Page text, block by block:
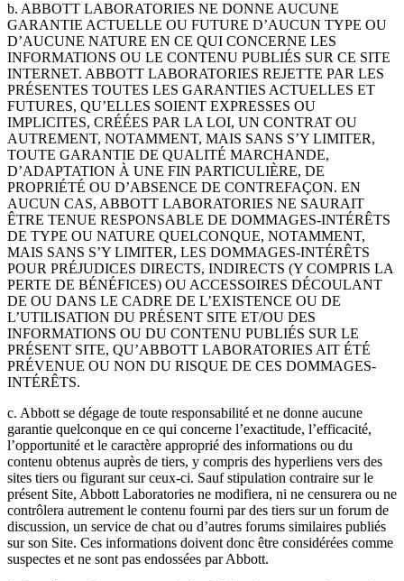
b. ABBOTT LABORATORIES NE DONNE AUCUNE
GARANTIE ACTUELLE OU FUTURE D’AUCUN TYPE OU
D’AUCUNE NATURE EN CE QUI CONCERNE LES
INFORMATIONS OU LE CONTENU PUBLIÉS SUR CE SITE
INTERNET. ABBOTT LABORATORIES REJETTE PAR LES
PRÉSENTES TOUTES LES GARANTIES ACTUELLES ET
FUTURES, QU’ELLES SOIENT EXPRESSES OU
IMPLICITES, CRÉÉES PAR LA LOI, UN CONTRAT OU
AUTREMENT, NOTAMMENT, MAIS SANS S’Y LIMITER,
TOUTE GARANTIE DE QUALITÉ MARCHANDE,
D’ADAPTATION À UNE FIN PARTICULIÈRE, DE
PROPRIÉTÉ OU D’ABSENCE DE CONTREFAÇON. EN
AUCUN CAS, ABBOTT LABORATORIES NE SAURAIT
ÊTRE TENUE RESPONSABLE DE DOMMAGES-INTÉRÊTS
DE TYPE OU NATURE QUELCONQUE, NOTAMMENT,
MAIS SANS S’Y LIMITER, LES DOMMAGES-INTÉRÊTS
POUR PRÉJUDICES DIRECTS, INDIRECTS (Y COMPRIS LA
PERTE DE BÉNÉFICES) OU ACCESSOIRES DÉCOULANT
DE OU DANS LE CADRE DE L’EXISTENCE OU DE
L’UTILISATION DU PRÉSENT SITE ET/OU DES
INFORMATIONS OU DU CONTENU PUBLIÉS SUR LE
PRÉSENT SITE, QU’ABBOTT LABORATORIES AIT ÉTÉ
PRÉVENUE OU NON DU RISQUE DE CES DOMMAGES-
INTÉRÊTS.
c. Abbott se dégage de toute responsabilité et ne donne aucune
garantie quelconque en ce qui concerne l’exactitude, l’efficacité,
l’opportunité et le caractère approprié des informations ou du
contenu obtenus auprès de tiers, y compris des hyperliens vers des
sites tiers ou figurant sur ceux-ci. Sauf stipulation contraire sur le
présent Site, Abbott Laboratories ne modifiera, ni ne censurera ou ne
contrôlera autrement le contenu fourni par des tiers sur un forum de
discussion, un service de chat ou d’autres forums similaires publiés
sur son Site. Ces informations doivent donc être considérées comme
suspectes et ne sont pas endossées par Abbott.